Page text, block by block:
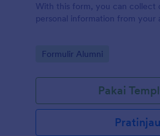
With this form, you can collect
personal information from your
Go to Category:
Formulir Alumni
Pakai
Pratinjau